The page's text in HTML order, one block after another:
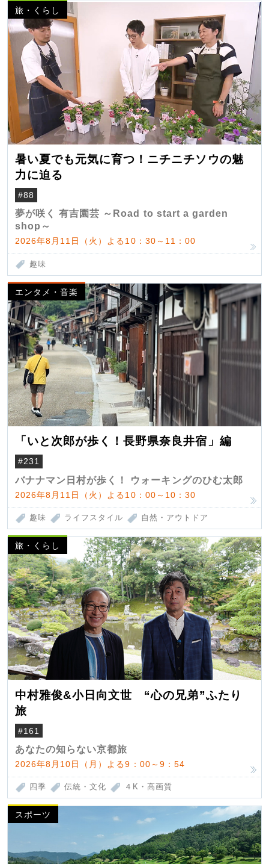
旅・くらし
暑い夏でも元気に育つ！ニチニチソウの魅
力に迫る
#88
夢が咲く 有吉園芸 ～Road to start a garden
shop～
2026年8月11日（火）よる10：30～11：00
趣味
エンタメ・音楽
「いと次郎が歩く！長野県奈良井宿」編
#231
バナナマン日村が歩く！ ウォーキングのひむ太郎
2026年8月11日（火）よる10：00～10：30
趣味 ライフスタイル 自然・アウトドア
旅・くらし
中村雅俊&小日向文世 “心の兄弟”ふたり
旅
#161
あなたの知らない京都旅
2026年8月10日（月）よる9：00～9：54
四季 伝統・文化 ４K・高画質
スポーツ